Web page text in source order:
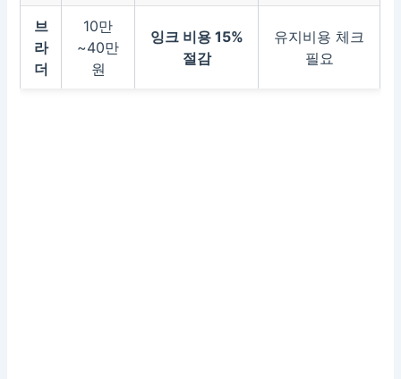
브
라
더
10만
~40만
원
잉크 비용 15%
절감
유지비용 체크
필요